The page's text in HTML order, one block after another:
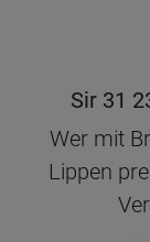
Sir 31
Wer mit
Lippen